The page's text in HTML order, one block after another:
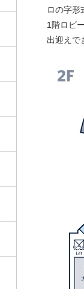
ロの字形
1階ロビ
出迎えで